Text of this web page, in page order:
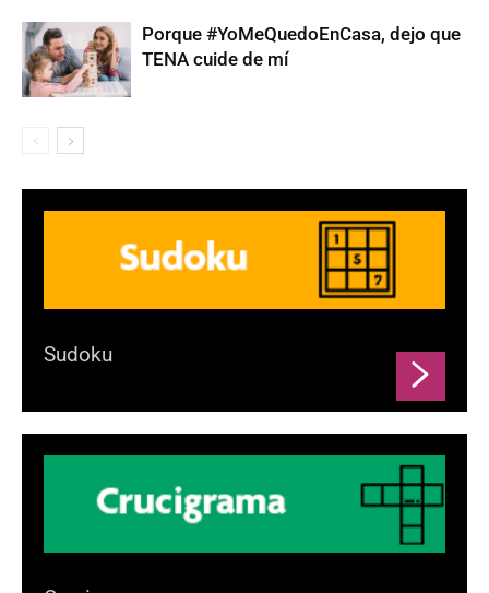
Porque #YoMeQuedoEnCasa, dejo que
TENA cuide de mí
Sudoku